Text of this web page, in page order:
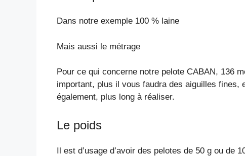
Dans notre exemple 100 % laine
Mais aussi le métrage
Pour ce qui concerne notre pelote CABAN, 136
important, plus il vous faudra des aiguilles fines,
également, plus long à réaliser.
Le poids
Il est d’usage d’avoir des pelotes de 50 g ou de